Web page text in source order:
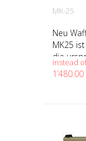
MK-25
Neu
MK25
die
instead
1’480.00